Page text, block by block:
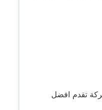
تقدم افضل